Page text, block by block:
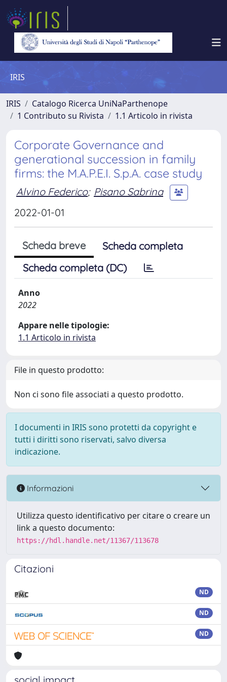
IRIS
IRIS
Catalogo Ricerca UniNaParthenope
1 Contributo su Rivista
1.1 Articolo in rivista
Corporate Governance and
generational succession in family
firms: the M.A.P.E.I. S.p.A. case study
Alvino Federico; Pisano Sabrina
2022-01-01
Scheda breve
Scheda completa
Scheda completa (DC)
Anno
2022
Appare nelle tipologie:
1.1 Articolo in rivista
File in questo prodotto:
Non ci sono file associati a questo prodotto.
I documenti in IRIS sono protetti da copyright e
tutti i diritti sono riservati, salvo diversa
indicazione.
Informazioni
Utilizza questo identificativo per citare o creare un
link a questo documento:
https://hdl.handle.net/11367/113678
Citazioni
ND
ND
ND